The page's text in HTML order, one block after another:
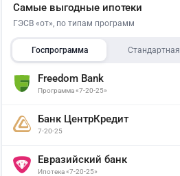
Самые выгодные ипотеки
ГЭСВ «от», по типам программ
Госпрограмма Стандартная
Freedom Bank
Программа «7-20-25»
Банк ЦентрКредит
7-20-25
Евразийский банк
Ипотека «7-20-25»